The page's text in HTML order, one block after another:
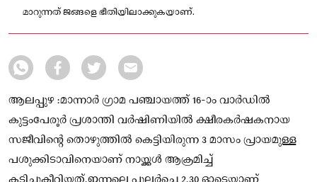
മാറുന്നത് ജങ്ങളെ ഭീതിയിലാക്കുകയാണ്.
ആലപ്പുഴ :മാന്നാർ ഗ്രാമ പഞ്ചായത്ത് 16-ാം വാർഡില്‍
കുട്ടംപേരൂർ പ്രശാന്തി വർഷിണിയില്‍ ക്ഷീരകർഷകനായ
സജീവിന്റെ തൊഴുത്തില്‍ കെട്ടിയിരുന്ന 3 മാസം പ്രായമുള്ള
പശുക്കിടാവിനെയാണ് നായ്ക്കള്‍ ആക്രമിച്ച്‌